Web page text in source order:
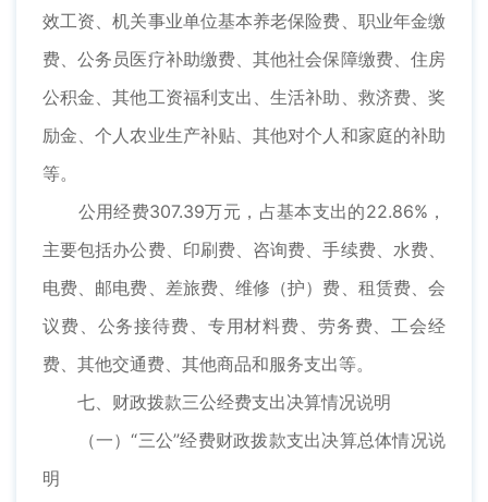
效工资、机关事业单位基本养老保险费、职业年金缴
费、公务员医疗补助缴费、其他社会保障缴费、住房
公积金、其他工资福利支出、生活补助、救济费、奖
励金、个人农业生产补贴、其他对个人和家庭的补助
等。
公用经费307.39万元，占基本支出的22.86%，
主要包括办公费、印刷费、咨询费、手续费、水费、
电费、邮电费、差旅费、维修（护）费、租赁费、会
议费、公务接待费、专用材料费、劳务费、工会经
费、其他交通费、其他商品和服务支出等。
七、财政拨款三公经费支出决算情况说明
（一）“三公”经费财政拨款支出决算总体情况说
明